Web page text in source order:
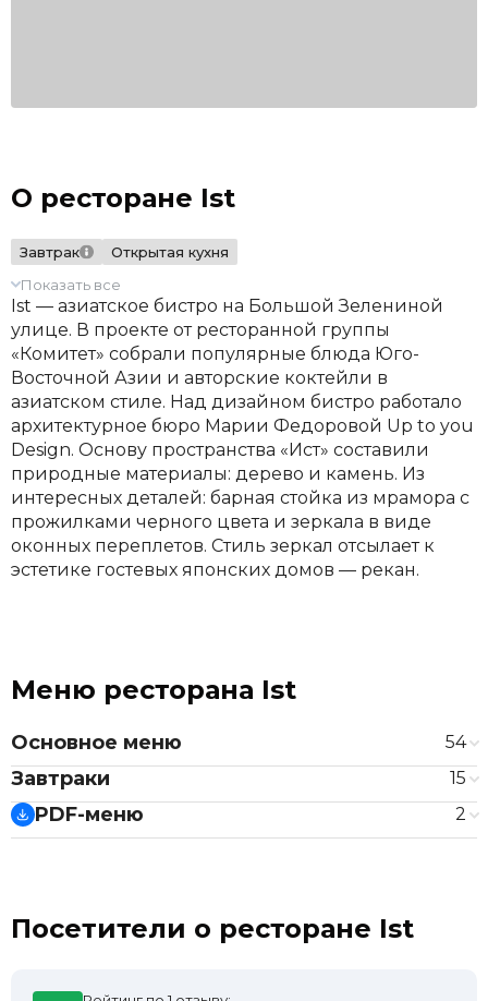
О ресторане Ist
Завтрак
Открытая кухня
Показать все
Ist — азиатское бистро на Большой Зелениной
улице. В проекте от ресторанной группы
«Комитет» собрали популярные блюда Юго-
Восточной Азии и авторские коктейли в
азиатском стиле. Над дизайном бистро работало
архитектурное бюро Марии Федоровой Up to you
Design. Основу пространства «Ист» составили
природные материалы: дерево и камень. Из
интересных деталей: барная стойка из мрамора с
прожилками черного цвета и зеркала в виде
оконных переплетов. Стиль зеркал отсылает к
эстетике гостевых японских домов — рекан.
Меню ресторана Ist
Основное меню 54
Суши
Лосось
650 ₽
Тунец елоуфин
590 ₽
Хендроллы
Лосось спайси
Тунец елоуфин, бонито
Завтраки 15
Яйца
Глазунья
300 ₽
Скрэмбл, сосиски
PDF-меню
2
Посетители о ресторане Ist